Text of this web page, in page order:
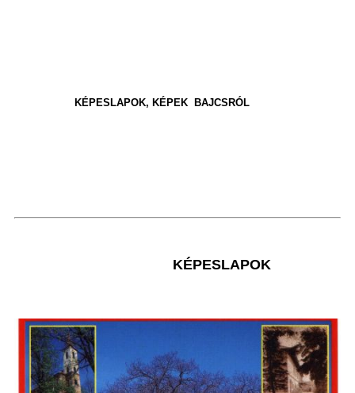
KÉPESLAPOK, KÉPEK BAJCSRÓL
KÉPESLAPOK